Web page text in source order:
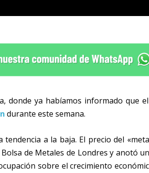
donde ya habíamos informado que el
durante este semana.
a la baja. El precio del
de Metales de Londres y anotó
sobre el crecimiento